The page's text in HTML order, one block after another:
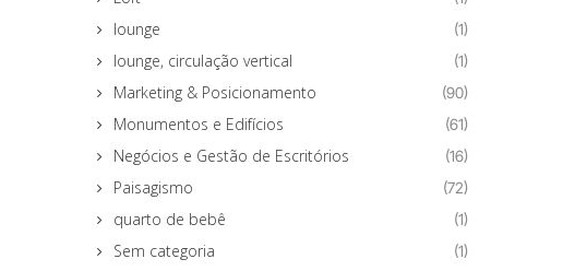
lounge (1)
lounge, circulação vertical (1)
Marketing & Posicionamento (90)
Monumentos e Edifícios (61)
Negócios e Gestão de Escritórios (16)
Paisagismo (72)
quarto de bebê (1)
Sem categoria (1)